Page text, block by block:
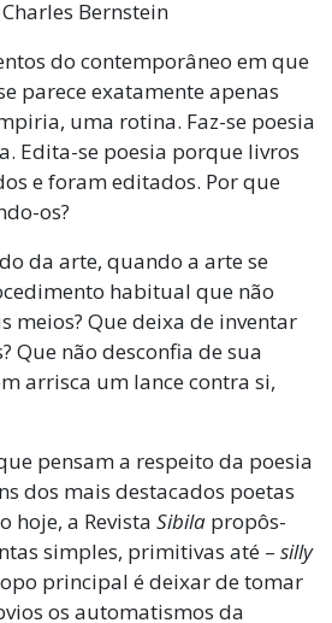
Bernstein
do contemporâneo em que
parece exatamente apenas
uma rotina. Faz-se poesia
Edita-se poesia porque livros
e foram editados. Por que
os?
da arte, quando a arte se
habitual que não
meios? Que deixa de inventar
Que não desconfia de sua
arrisca um lance contra si,
pensam a respeito da poesia
dos mais destacados poetas
hoje, a Revista Sibila propôs-
simples, primitivas até – silly
principal é deixar de tomar
os automatismos da